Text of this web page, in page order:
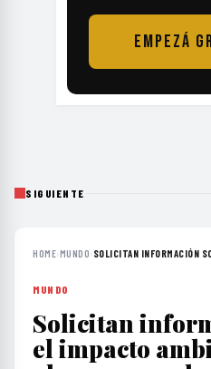
el impacto
obra en zona
Gesell